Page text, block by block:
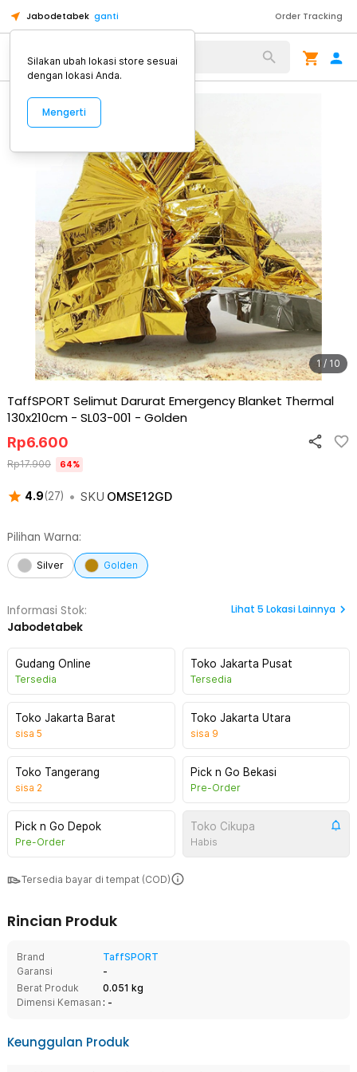
Jabodetabek ganti Order Tracking
Alat Kopi
1 / 10
TaffSPORT Selimut Darurat Emergency Blanket Thermal
130x210cm - SL03-001 - Golden
4.9(27) • SKU OMSE12GD
Rp6.600
Rp17.900 64%
Pilihan Warna:
Silver Golden
Informasi Stok:
Jabodetabek
Lihat 5 Lokasi Lainnya
Gudang Online
Tersedia
Toko Jakarta Pusat
Tersedia
Toko Jakarta Barat
sisa 5
Toko Jakarta Utara
sisa 9
Toko Tangerang
sisa 2
Pick n Go Bekasi
Pre-Order
Pick n Go Depok
Pre-Order
Toko Cikupa
Habis
Tersedia bayar di tempat (COD)
Rincian Produk
Brand
TaffSPORT
Garansi
-
Berat Produk
0.051 kg
Dimensi Kemasan : -
Keunggulan Produk
Silakan ubah lokasi store sesuai
dengan lokasi Anda.
Mengerti